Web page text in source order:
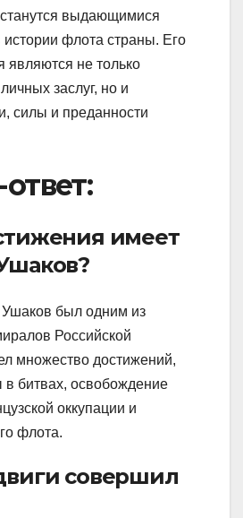
выдающимися
флота страны. Его
являются не только
заслуг, но и
силы и преданности
имеет
был одним из
Российской
множество достижений,
битвах, освобождение
оккупации и
флота.
совершил